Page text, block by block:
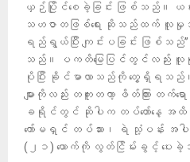
ယှဉ်ပြိုင်စေခဲ့ခြင်း ဖြစ်သည်။ ယင်း
သဟဇာတဖြစ်ရေး ဆိုသည်ထက် လူ
ရည်ရွယ်ပြီး ကျင်းပခြင်း ဖြစ်သည်”
သည်။ ပကတိမြေပြင်တွင်လည်း
ပိုပြီး ခိုင်မာလာသည်ကို တွေ့ရှိရသည်။
များကိုလည်း တကူးတကာ့ ဖိတ်ကြား
ခရိုင်တွင် ဆိုပါက တပ်တော်နေ့ အ
ကော်မရှင် တပ်သား၊ ရဲ သုံ့ပန်း အ
(၂၁) ယောက်ကို လွတ်ငြိမ်းခွင့် ပေး